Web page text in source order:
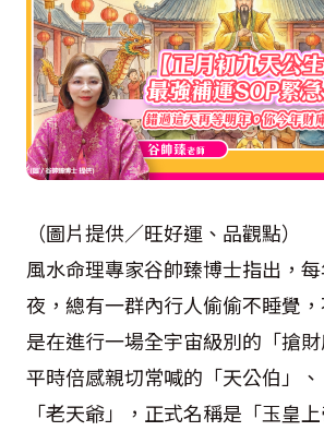
（圖片提供／旺好運、品觀點）
風水命理專家谷帥臻博士指出，
夜，總有一群內行人偷偷不睡覺
是在進行一場全宇宙級別的「搶
平時倍感親切常喊的「天公伯」
「老天爺」，正式名稱是「玉皇